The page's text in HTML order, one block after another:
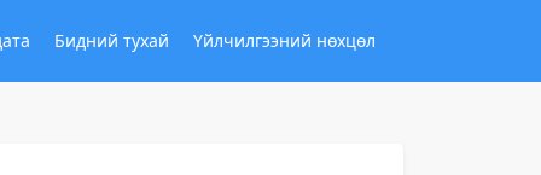
Бидний тухай Үйлчилгээний нөхцөл